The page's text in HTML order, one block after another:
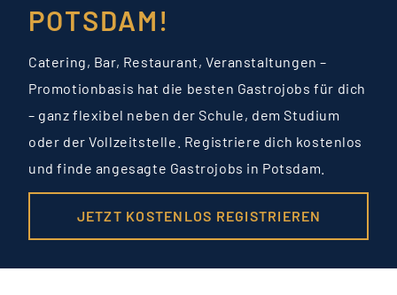
POTSDAM!
Catering, Bar, Restaurant, Veranstaltungen –
Promotionbasis hat die besten Gastrojobs für dich
– ganz flexibel neben der Schule, dem Studium
oder der Vollzeitstelle. Registriere dich kostenlos
und finde angesagte Gastrojobs in Potsdam.
JETZT KOSTENLOS REGISTRIEREN